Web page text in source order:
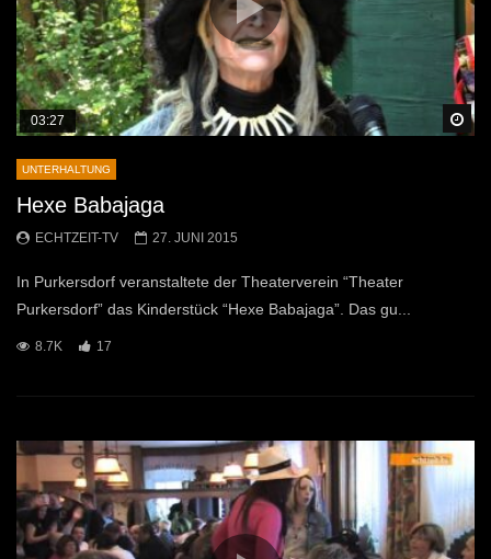
03:27
UNTERHALTUNG
Hexe Babajaga
ECHTZEIT-TV 27. JUNI 2015
In Purkersdorf veranstaltete der Theaterverein “Theater
Purkersdorf” das Kinderstück “Hexe Babajaga”. Das gu...
8.7K 17